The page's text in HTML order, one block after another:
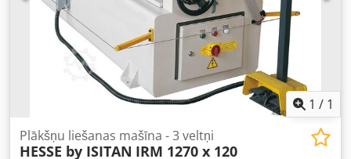
Konusveida rullēšanas ierīce Lietotāja rokasgrāmata vācu
vai angļu valodā PAPILDAPRĪKOJUMS (CENA PĒC
PIEPRASĪJUMA): rūdīti veltņi
1 / 1
Plākšņu liešanas mašīna - 3 veltņi
HESSE by ISITAN IRM 1270 x 120